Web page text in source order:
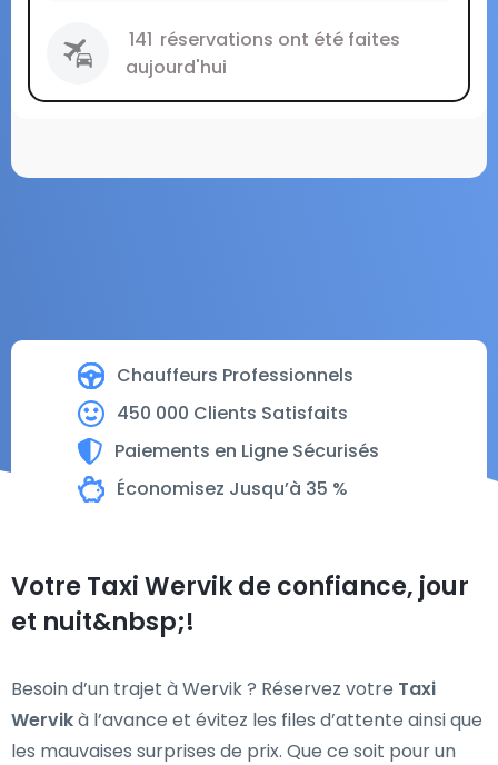
Chauffeurs Professionnels
450 000 Clients Satisfaits
Paiements en Ligne Sécurisés
Économisez Jusqu’à 35 %
141 réservations ont été faites
aujourd'hui
Votre Taxi Wervik de confiance, jour
et nuit&nbsp;!
Besoin d’un trajet à Wervik ? Réservez votre Taxi
Wervikà l’avance et évitez les files d’attente ainsi que
les mauvaises surprises de prix. Que ce soit pour un